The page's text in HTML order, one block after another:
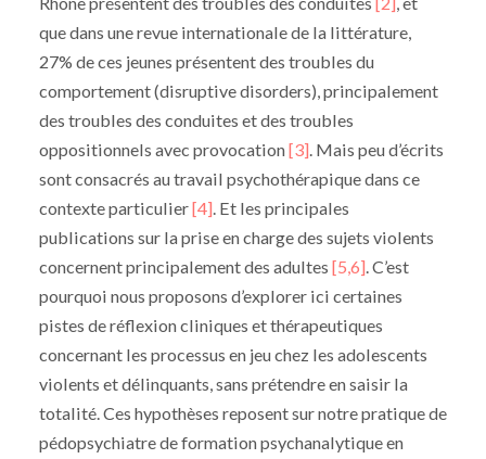
que dans une revue internationale de la littérature,
27% de ces jeunes présentent des troubles du
comportement (disruptive disorders), principalement
des troubles des conduites et des troubles
oppositionnels avec provocation[3] . Mais peu d’écrits
sont consacrés au travail psychothérapique dans ce
contexte particulier[4] . Et les principales
publications sur la prise en charge des sujets violents
concernent principalement des adultes [5,6] . C’est
pourquoi nous proposons d’explorer ici certaines
pistes de réflexion cliniques et thérapeutiques
concernant les processus en jeu chez les adolescents
violents et délinquants, sans prétendre en saisir la
totalité. Ces hypothèses reposent sur notre pratique de
pédopsychiatre de formation psychanalytique en